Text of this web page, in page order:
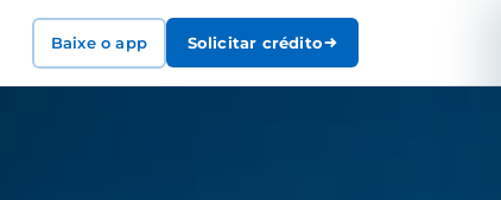
Baixe o app Solicitar crédito